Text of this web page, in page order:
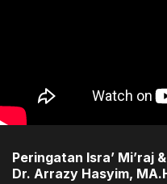
Peringatan Isra’ Mi’raj
Dr. Arrazy Hasyim,